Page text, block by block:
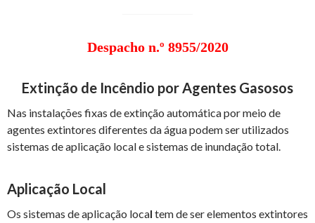
Despacho n.º 8955/2020
Extinção de Incêndio por Agentes Gasosos
Nas instalações fixas de extinção automática por meio de
agentes extintores diferentes da água podem ser utilizados
sistemas de aplicação local e sistemas de inundação total.
Aplicação Local
Os sistemas deaplicação local tem de ser elementos extintores